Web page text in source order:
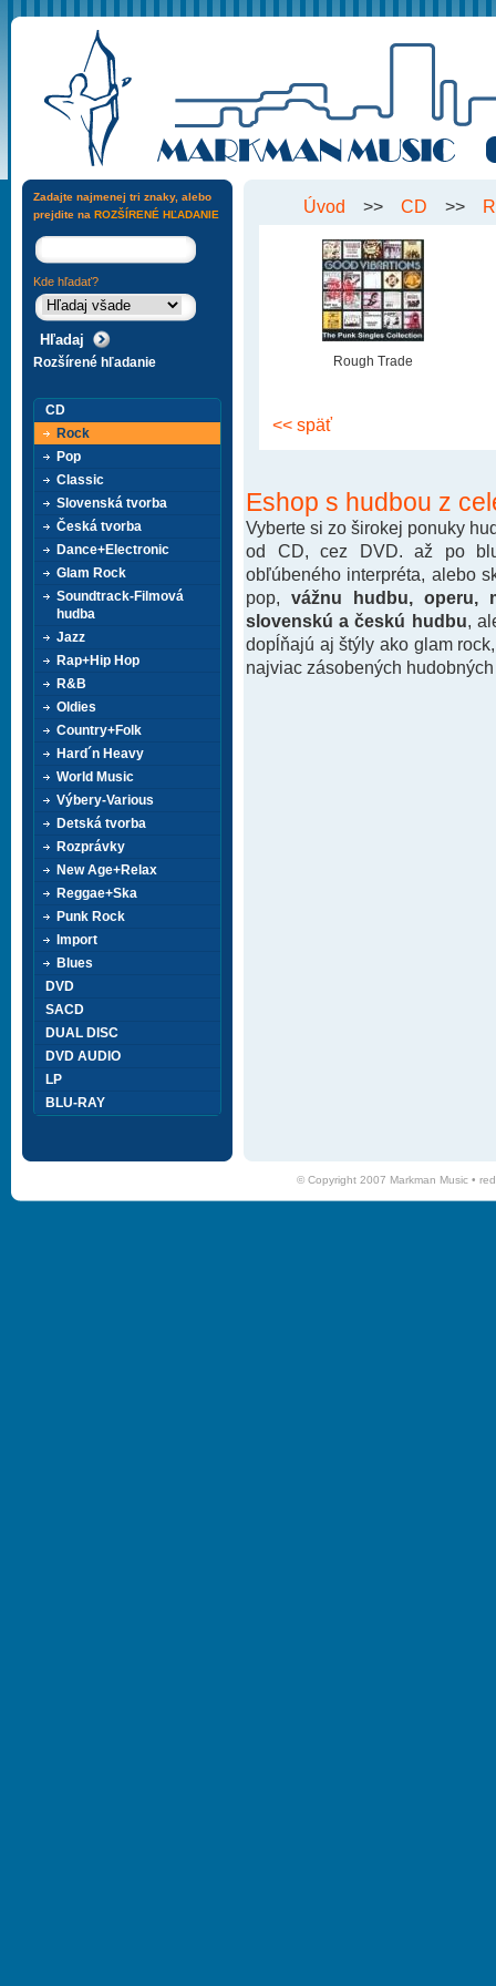
Úvod >> CD >>
Rough Trade
<< späť
Eshop s hudbou z
Vyberte si zo širokej ponuky
od CD, cez DVD. až po
obľúbeného interpréta, alebo
pop, vážnu hudbu, operu,
slovenskú a českú hudbu ,
dopĺňajú aj štýly ako glam
najviac zásobených
Zadajte najmenej tri znaky, alebo
prejdite na ROZŠÍRENÉ HĽADANIE
Kde hľadať?
Rozšírené hľadanie
CD
Rock
Pop
Classic
Slovenská tvorba
Česká tvorba
Dance+Electronic
Glam Rock
Soundtrack-Filmová
hudba
Jazz
Rap+Hip Hop
R&B
Oldies
Country+Folk
Hard´n Heavy
World Music
Výbery-Various
Detská tvorba
Rozprávky
New Age+Relax
Reggae+Ska
Punk Rock
Import
Blues
DVD
SACD
DUAL DISC
DVD AUDIO
LP
BLU-RAY
© Copyright 2007 Markman Music •